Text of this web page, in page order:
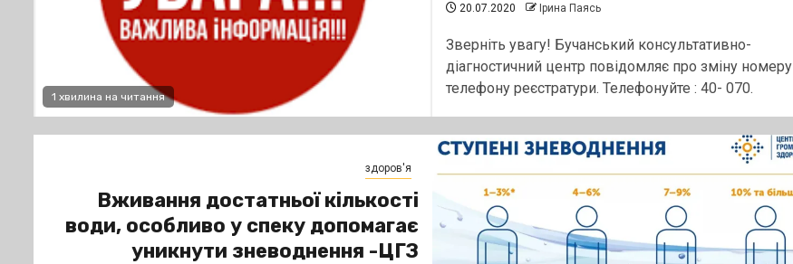
1 хвилина на читання
20.07.2020 Ірина Паясь
Зверніть увагу! Бучанський консультативно-
діагностичний центр повідомляє про зміну номеру
телефону реєстратури. Телефонуйте : 40- 070.
здоров'я
Вживання достатньої кількості
води, особливо у спеку допомагає
уникнути зневоднення -ЦГЗ